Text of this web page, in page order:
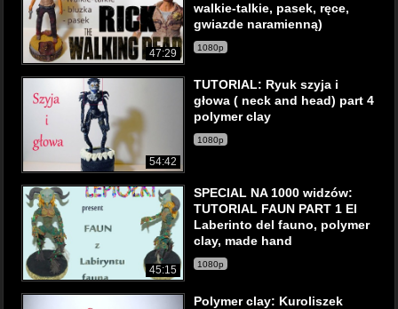
47:29
walkie-talkie, pasek, ręce,
gwiazde naramienną)
1080p
54:42
TUTORIAL: Ryuk szyja i
głowa ( neck and head) part 4
polymer clay
1080p
45:15
SPECIAL NA 1000 widzów:
TUTORIAL FAUN PART 1 El
Laberinto del fauno, polymer
clay, made hand
1080p
Polymer clay: Kuroliszek